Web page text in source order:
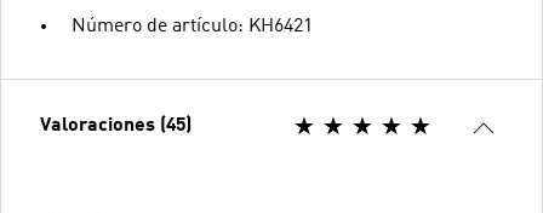
Número de artículo: KH6421
Valoraciones (45)